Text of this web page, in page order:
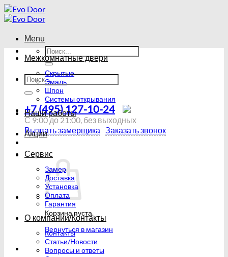
Skip
to
Menu
Искать:
Искать:
+7 (495) 127-10-24
С 9:00 до 21:00, без выходных
Вызвать замерщика Заказать звонок
Корзина пуста.
Вернуться в магазин
Межкомнатные двери
Скрытые
Эмаль
Шпон
Системы открывания
Наши работы
Акции
Сервис
Замер
Доставка
Установка
Оплата
Гарантия
О компании/Контакты
Контакты
Статьи/Новости
Вопросы и ответы